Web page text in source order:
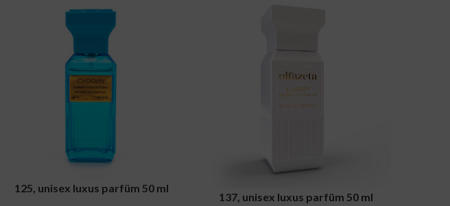
ADD TO CART
125, unisex luxus parfüm 50 ml
ADD TO CART
137, unisex luxus parfüm 50 ml